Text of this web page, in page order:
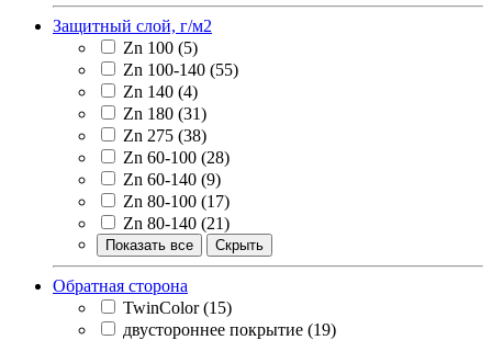
Защитный слой, г/м2
Zn 100 (5)
Zn 100-140 (55)
Zn 140 (4)
Zn 180 (31)
Zn 275 (38)
Zn 60-100 (28)
Zn 60-140 (9)
Zn 80-100 (17)
Zn 80-140 (21)
Показать все Скрыть
Обратная сторона
TwinColor (15)
двустороннее покрытие (19)